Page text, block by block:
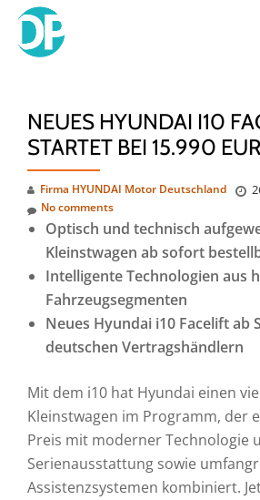
Skip
NEUES HYUNDAI I10
STARTET BEI 15.990
Firma HYUNDAI Motor Deutschland
No comments
Optisch und technisch
Kleinstwagen ab sofort
Intelligente Technologien aus
Fahrzeugsegmenten
Neues Hyundai i10 Facelift ab
deutschen Vertragshändlern
Mit dem i10 hat Hyundai einen
Kleinstwagen im Programm, der
Preis mit moderner Technologie
Serienausstattung sowie
Assistenzsystemen kombiniert.